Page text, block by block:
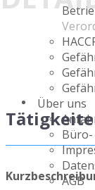
Über uns
Büro-
AGB